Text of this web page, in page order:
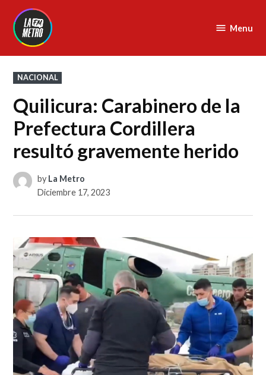
content
Menu
POSTED
IN
NACIONAL
Quilicura: Carabinero de la
Prefectura Cordillera
resultó gravemente herido
by La Metro
Diciembre 17, 2023